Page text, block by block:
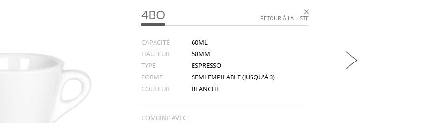
RETOUR À LA LISTE
4BO
CAPACITÉ
60ML
HAUTEUR
58MM
TYPE
ESPRESSO
FORME
SEMI EMPILABLE (JUSQU'À 3)
COULEUR
BLANCHE
COMBINE AVEC